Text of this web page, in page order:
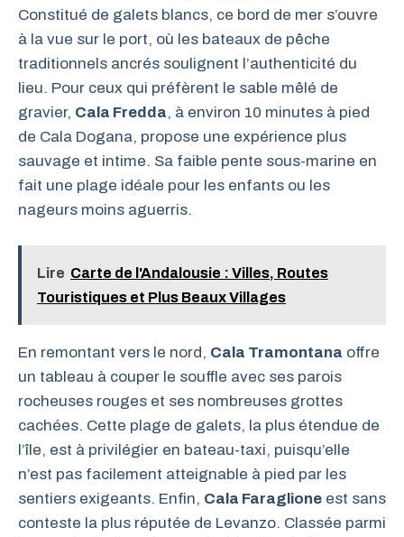
Constitué de galets blancs, ce bord de mer s’ouvre
à la vue sur le port, où les bateaux de pêche
traditionnels ancrés soulignent l’authenticité du
lieu. Pour ceux qui préfèrent le sable mêlé de
gravier, Cala Fredda, à environ 10 minutes à pied
de Cala Dogana, propose une expérience plus
sauvage et intime. Sa faible pente sous-marine en
fait une plage idéale pour les enfants ou les
nageurs moins aguerris.
Lire Carte de l'Andalousie : Villes, Routes
Touristiques et Plus Beaux Villages
En remontant vers le nord, Cala Tramontana offre
un tableau à couper le souffle avec ses parois
rocheuses rouges et ses nombreuses grottes
cachées. Cette plage de galets, la plus étendue de
l’île, est à privilégier en bateau-taxi, puisqu’elle
n’est pas facilement atteignable à pied par les
sentiers exigeants. Enfin, Cala Faraglione est sans
conteste la plus réputée de Levanzo. Classée parmi